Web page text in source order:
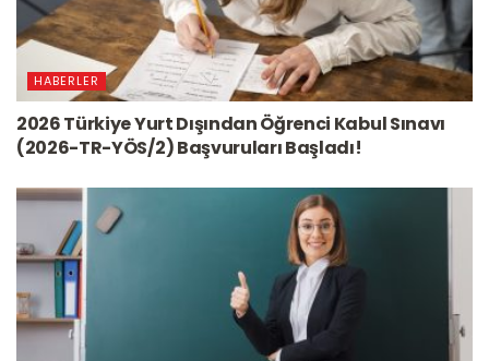
HABERLER
2026 Türkiye Yurt Dışından Öğrenci Kabul Sınavı
(2026-TR-YÖS/2) Başvuruları Başladı!